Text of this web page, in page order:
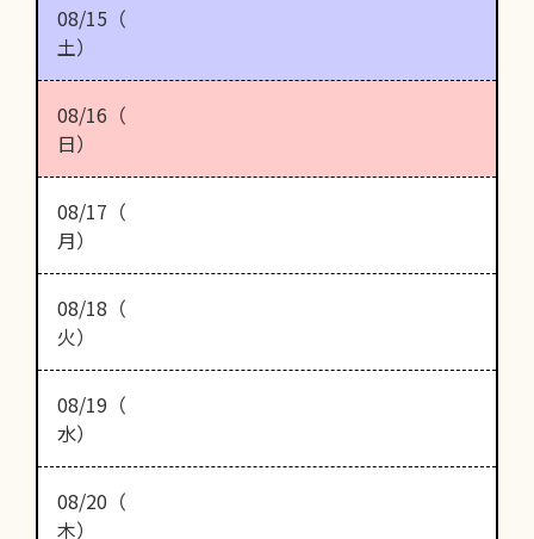
08/15（
土）
08/16（
日）
08/17（
月）
08/18（
火）
08/19（
水）
08/20（
木）